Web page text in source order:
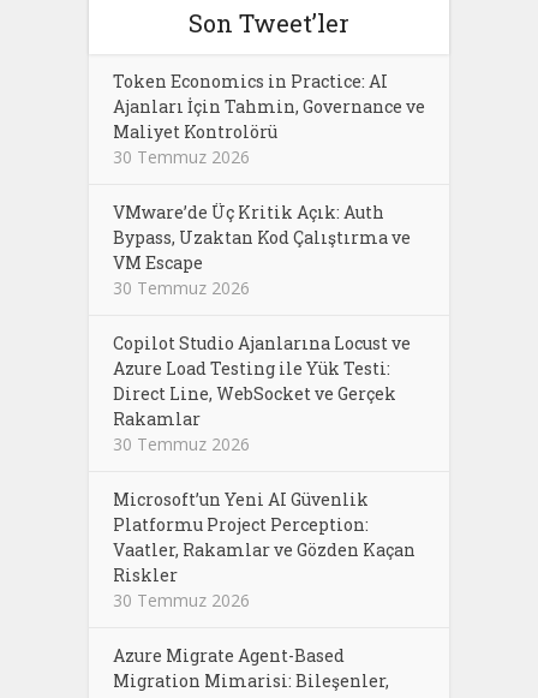
Son Tweet’ler
Token Economics in Practice: AI
Ajanları İçin Tahmin, Governance ve
Maliyet Kontrolörü
30 Temmuz 2026
VMware’de Üç Kritik Açık: Auth
Bypass, Uzaktan Kod Çalıştırma ve
VM Escape
30 Temmuz 2026
Copilot Studio Ajanlarına Locust ve
Azure Load Testing ile Yük Testi:
Direct Line, WebSocket ve Gerçek
Rakamlar
30 Temmuz 2026
Microsoft’un Yeni AI Güvenlik
Platformu Project Perception:
Vaatler, Rakamlar ve Gözden Kaçan
Riskler
30 Temmuz 2026
Azure Migrate Agent-Based
Migration Mimarisi: Bileşenler,